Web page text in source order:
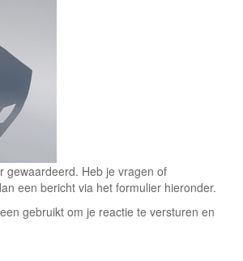
gewaardeerd. Heb je vragen of
een bericht via het formulier hieronder.
gebruikt om je reactie te versturen en